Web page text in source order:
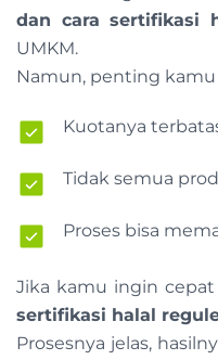
dan cara sertifikasi
UMKM.
Namun, penting
Kuotanya
Tidak semua
Proses bisa
Jika kamu ingin
sertifikasi halal
Prosesnya jelas,